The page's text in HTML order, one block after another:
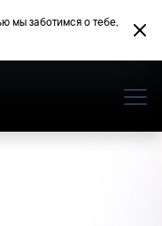
мы заботимся о тебе,